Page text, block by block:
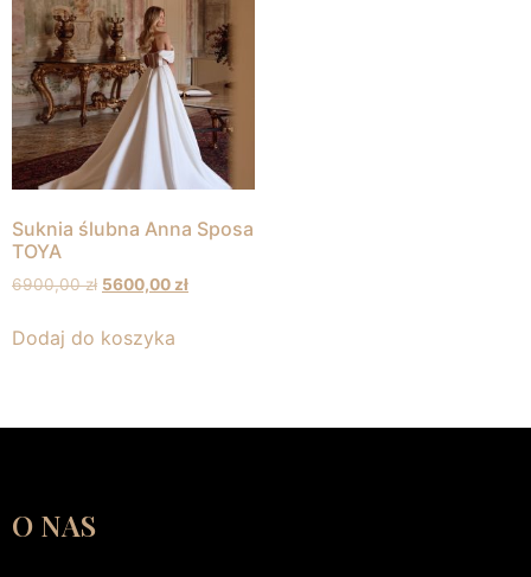
Suknia ślubna Anna Sposa
TOYA
6900,00zł 5600,00zł
Dodaj do koszyka
O NAS